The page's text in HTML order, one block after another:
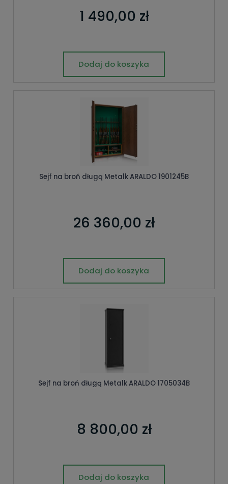
1 490,00 zł
Dodaj do koszyka
Sejf na broń długą Metalk ARALDO 1901245B
26 360,00 zł
Dodaj do koszyka
Sejf na broń długą Metalk ARALDO 1705034B
8 800,00 zł
Dodaj do koszyka